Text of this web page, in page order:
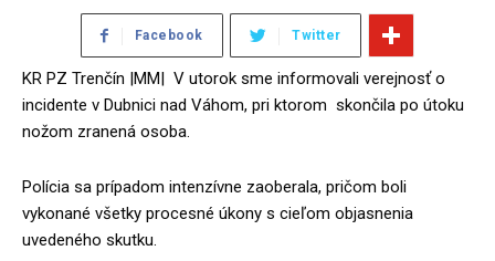
Facebook Twitter
KR PZ Trenčín |MM| V utorok sme informovali verejnosť o
incidente v Dubnici nad Váhom, pri ktorom skončila po útoku
nožom zranená osoba.
Polícia sa prípadom intenzívne zaoberala, pričom boli
vykonané všetky procesné úkony s cieľom objasnenia
uvedeného skutku.